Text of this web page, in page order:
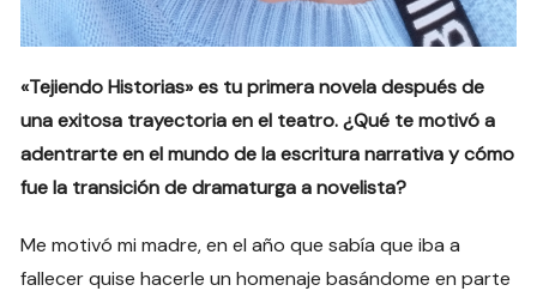
«Tejiendo Historias» es tu primera novela después de
una exitosa trayectoria en el teatro. ¿Qué te motivó a
adentrarte en el mundo de la escritura narrativa y cómo
fue la transición de dramaturga a novelista?
Me motivó mi madre, en el año que sabía que iba a
fallecer quise hacerle un homenaje basándome en parte